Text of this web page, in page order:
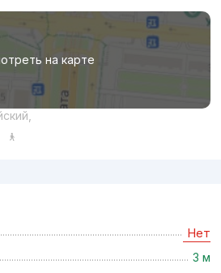
на карте
Нет
3 м